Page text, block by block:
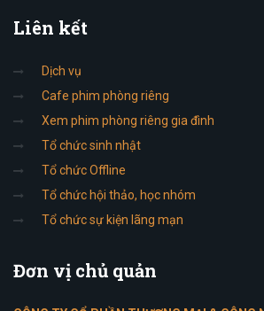
Liên kết
Dịch vụ
Cafe phim phòng riêng
Xem phim phòng riêng gia đình
Tổ chức sinh nhật
Tổ chức Offline
Tổ chức hội thảo, học nhóm
Tổ chức sự kiện lãng mạn
Đơn vị chủ quản